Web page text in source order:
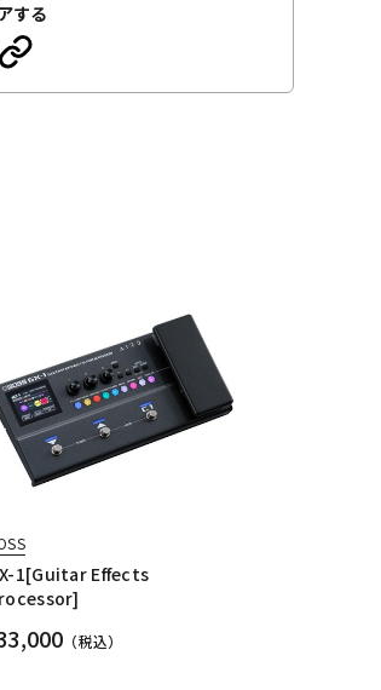
する
1[Guitar Effects
（税込）